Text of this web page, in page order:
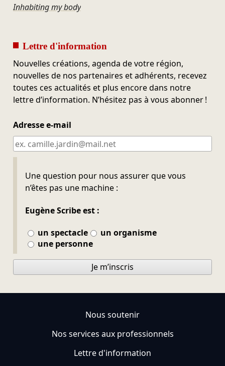
Inhabiting my body
Lettre d'information
Nouvelles créations, agenda de votre région,
nouvelles de nos partenaires et adhérents, recevez
toutes ces actualités et plus encore dans notre
lettre d’information. N’hésitez pas à vous abonner !
Adresse e-mail
Une question pour nous assurer que vous
n’êtes pas une machine :
Eugène Scribe est :
un spectacle
un organisme
une personne
Ne pas remplir
Je m’inscris
Nous soutenir
Nos services aux professionnels
Lettre d'information